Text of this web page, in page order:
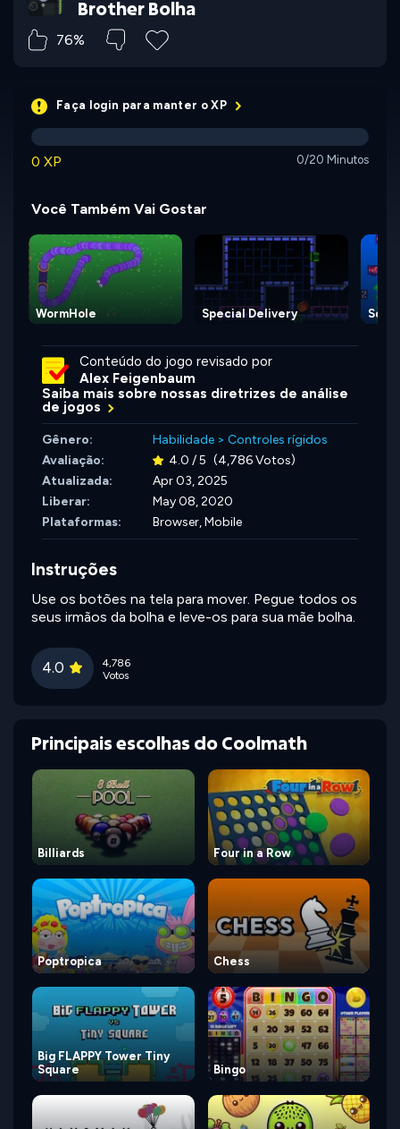
Brother Bolha
76%
Faça login para manter o XP
0 XP 0/20 Minutos
Você Também Vai Gostar
WormHole Special Delivery
Conteúdo do jogo revisado por
Alex Feigenbaum
Saiba mais sobre nossas diretrizes de análise
de jogos
Gênero: Habilidade > Controles rígidos
Avaliação:
4.0 / 5 (4,786 Votos)
Atualizada:
Apr 03, 2025
Liberar:
May 08, 2020
Plataformas:
Browser, Mobile
Instruções
Use os botões na tela para mover. Pegue todos os
seus irmãos da bolha e leve-os para sua mãe bolha.
4.0
4,786
Votos
Principais escolhas do Coolmath
Billiards Four in a Row
Poptropica Chess
Big FLAPPY Tower Tiny
Square
Bingo